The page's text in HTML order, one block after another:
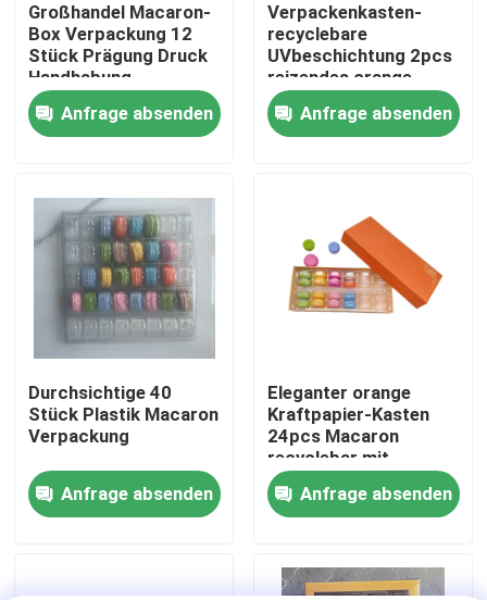
Produkte
Videos
Werksbesichtigung
Qualitätskontrolle
Kontakt mit uns
Neuigkeiten
Rechtssachen
Großhandel Macaron-
Box Verpackung 12
Stück Prägung Druck
Handhabung
Anfrage absenden
Verpackenkasten-
recyclebare
UVbeschichtung 2pcs
reizendes orange
Kraftpapier Macaron
Anfrage absenden
Durchsichtige 40
Stück Plastik Macaron
Verpackung
Anfrage absenden
Eleganter orange
Kraftpapier-Kasten
24pcs Macaron
recyclebar mit
Plastikinnerem
Anfrage absenden